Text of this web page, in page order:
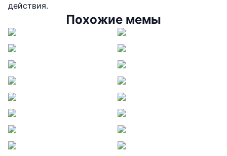
действия.
Похожие мемы